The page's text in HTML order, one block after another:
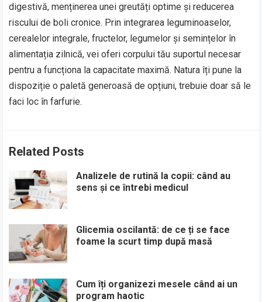
digestivă, menținerea unei greutăți optime și reducerea
riscului de boli cronice. Prin integrarea leguminoaselor,
cerealelor integrale, fructelor, legumelor și semințelor în
alimentația zilnică, vei oferi corpului tău suportul necesar
pentru a funcționa la capacitate maximă. Natura îți pune la
dispoziție o paletă generoasă de opțiuni, trebuie doar să le
faci loc în farfurie.
Related Posts
Analizele de rutină la copii: când au
sens și ce întrebi medicul
Glicemia oscilantă: de ce ți se face
foame la scurt timp după masă
Cum îți organizezi mesele când ai un
program haotic